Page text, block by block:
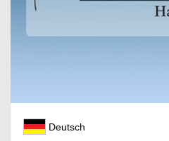
Deutsch